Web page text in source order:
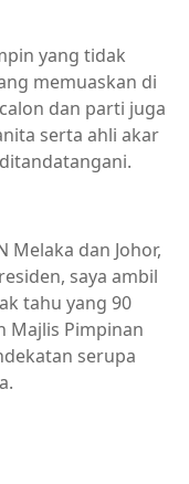
yang tidak
memuaskan di
dan parti juga
serta ahli akar
Melaka dan Johor,
saya ambil
tahu yang 90
Majlis Pimpinan
serupa